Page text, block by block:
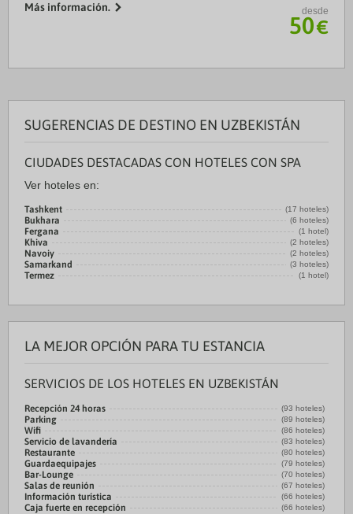
conexiones de ...
Más información. desde
50€
SUGERENCIAS DE DESTINO EN UZBEKISTÁN
CIUDADES DESTACADAS CON HOTELES CON SPA
Ver hoteles en:
Tashkent (17 hoteles)
Bukhara (6 hoteles)
Fergana (1 hotel)
Khiva (2 hoteles)
Navoiy (2 hoteles)
Samarkand (3 hoteles)
Termez (1 hotel)
LA MEJOR OPCIÓN PARA TU ESTANCIA
SERVICIOS DE LOS HOTELES EN UZBEKISTÁN
Recepción 24 horas (93 hoteles)
Parking (89 hoteles)
Wifi (86 hoteles)
Servicio de lavandería (83 hoteles)
Restaurante (80 hoteles)
Guardaequipajes (79 hoteles)
Bar-Lounge (70 hoteles)
Salas de reunión (67 hoteles)
Información turística (66 hoteles)
Caja fuerte en recepción (66 hoteles)